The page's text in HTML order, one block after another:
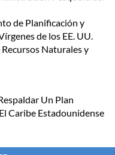
de Planificación y
de los EE. UU.
Naturales y
Un Plan
Caribe Estadounidense